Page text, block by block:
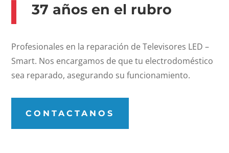
37 años en el rubro
Profesionales en la reparación de Televisores LED –
Smart. Nos encargamos de que tu electrodoméstico
sea reparado, asegurando su funcionamiento.
CONTACTANOS